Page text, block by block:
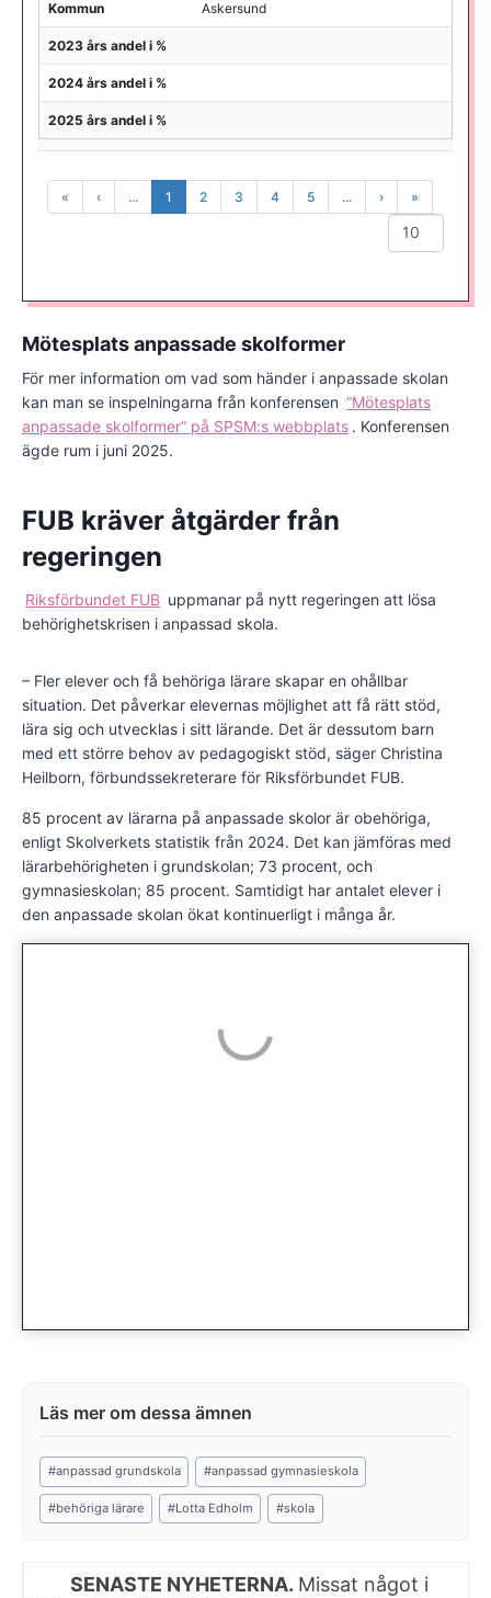
Kommun Askersund
2023 års andel i %
2024 års andel i %
2025 års andel i %
« ‹ ... 1 2 3 4 5 ... › »
Mötesplats anpassade skolformer
För mer information om vad som händer i anpassade skolan
kan man se inspelningarna från konferensen ”Mötesplats
anpassade skolformer” på SPSM:s webbplats . Konferensen
ägde rum i juni 2025.
FUB kräver åtgärder från
regeringen
Riksförbundet FUB uppmanar på nytt regeringen att lösa
behörighetskrisen i anpassad skola.
– Fler elever och få behöriga lärare skapar en ohållbar
situation. Det påverkar elevernas möjlighet att få rätt stöd,
lära sig och utvecklas i sitt lärande. Det är dessutom barn
med ett större behov av pedagogiskt stöd, säger Christina
Heilborn, förbundssekreterare för Riksförbundet FUB.
85 procent av lärarna på anpassade skolor är obehöriga,
enligt Skolverkets statistik från 2024. Det kan jämföras med
lärarbehörigheten i grundskolan; 73 procent, och
gymnasieskolan; 85 procent. Samtidigt har antalet elever i
den anpassade skolan ökat kontinuerligt i många år.
Post
Tags:
#anpassad grundskola #anpassad gymnasieskola
#behöriga lärare #Lotta Edholm #skola
SENASTE NYHETERNA. Missat något i